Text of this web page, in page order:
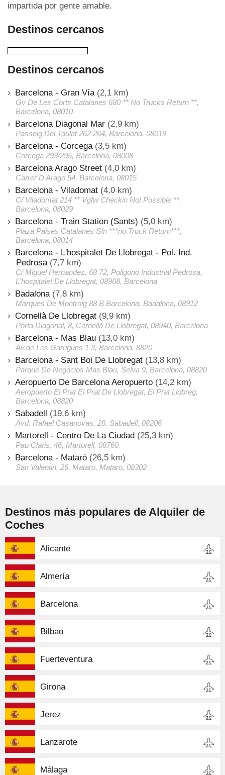
impartida por gente amable.
Destinos cercanos
Destinos cercanos
Barcelona - Gran Vía (2,1 km)
Gv De Les Corts Catalanes 680 ** No Trucks Return **,
Barcelona, 08010
Barcelona Diagonal Mar (2,9 km)
Passeig Del Taulat 262 264, Barcelona, 08019
Barcelona - Corcega (3,5 km)
Corcega 293/295, Barcelona, 08008
Barcelona Arago Street (4,0 km)
Carrer D Arago 54, Barcelona, 08015
Barcelona - Viladomat (4,0 km)
C/ Viladomat 214 ** Vgfw Checkin Not Possible **,
Barcelona, 08029
Barcelona - Train Station (Sants) (5,0 km)
Plaza Paises Catalanes S/n ***no Truck Return***,
Barcelona, 08014
Barcelona - L'hospitalet De Llobregat - Pol. Ind.
Pedrosa (7,7 km)
C/ Miguel Hernandez, 68 72, Poligono Industrial Pedrosa,
L'hospitalet De Llobregat, 08908, Barcelona
Badalona (7,8 km)
Marques De Montroig 88 B Barcelona, Badalona, 08912
Cornellà De Llobregat (9,9 km)
Porta Diagonal, 8, Cornellà De Llobregat, 08940, Barcelona
Barcelona - Mas Blau (13,0 km)
Av.de Les Garrigues 1 3, Barcelona, 8820
Barcelona - Sant Boi De Llobregat (13,8 km)
Parque De Negocios Mas Blau, Selva 9, Barcelona, 08820
Aeropuerto De Barcelona Aeropuerto (14,2 km)
Aeropuerto El Prat El Prat De Llobregat, El Prat Llobreg,
Barcelona, 08820
Sabadell (19,6 km)
Avd. Rafael Casanovas, 28, Sabadell, 08206
Martorell - Centro De La Ciudad (25,3 km)
Pau Claris, 46, Martorell, 08760
Barcelona - Mataró (26,5 km)
San Valentin, 26, Mataro, Mataro, 08302
Destinos más populares de Alquiler de
Coches
Alicante
Almería
Barcelona
Bilbao
Fuerteventura
Girona
Jerez
Lanzarote
Málaga